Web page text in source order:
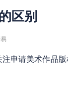
区别
申请美术作品